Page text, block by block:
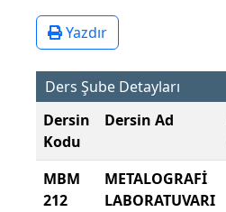
Yazdır
Ders Şube Detayları
Dersin
Kodu
Dersin Ad
MBM
212
METALOGRAFİ
LABORATUVARI